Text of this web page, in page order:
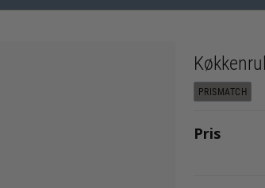
PRISMATCH
Pris